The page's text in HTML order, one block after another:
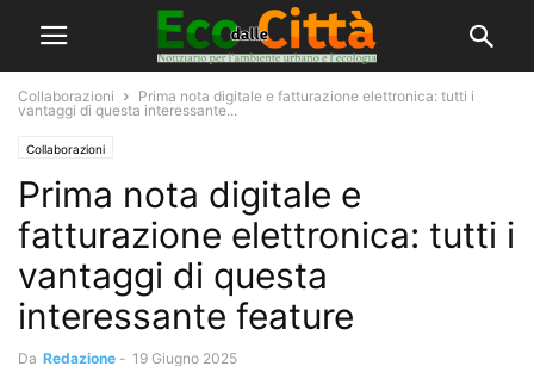
Collaborazioni
Prima nota digitale e fatturazione elettronica: tutti i
vantaggi di questa interessante...
Collaborazioni
Prima nota digitale e
fatturazione elettronica: tutti i
vantaggi di questa
interessante feature
Da Redazione - 19 Giugno 2025